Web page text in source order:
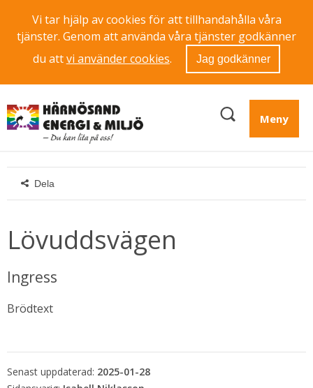
Vi tar hjälp av cookies för att tillhandahålla våra
tjänster. Genom att använda våra tjänster godkänner
du attvi använder cookies. Jag godkänner
Meny
Dela
Lövuddsvägen
Ingress
Brödtext
Senast uppdaterad: 2025-01-28